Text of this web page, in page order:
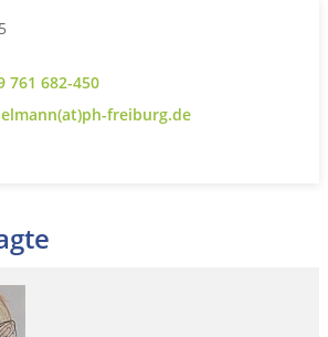
761 682-450
freiburg.de